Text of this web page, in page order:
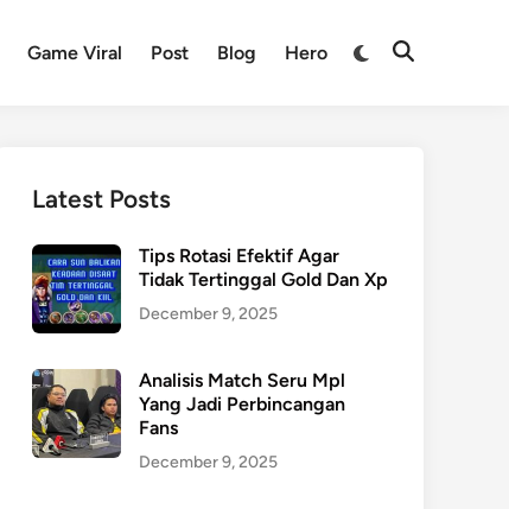
Game Viral Post Blog Hero
Latest Posts
Tips Rotasi Efektif Agar
Tidak Tertinggal Gold Dan Xp
December 9, 2025
Analisis Match Seru Mpl
Yang Jadi Perbincangan
Fans
December 9, 2025